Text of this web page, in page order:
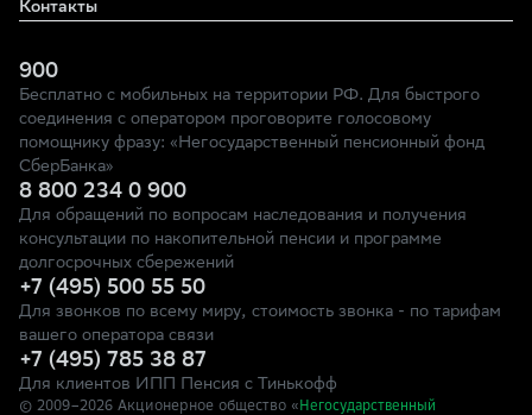
Контакты
900
Бесплатно с мобильных на территории РФ. Для быстрого
соединения с оператором проговорите голосовому
помощнику фразу: «Негосударственный пенсионный фонд
СберБанка»
8 800 234 0 900
Для обращений по вопросам наследования и получения
консультации по накопительной пенсии и программе
долгосрочных сбережений
+7 (495) 500 55 50
Для звонков по всему миру, стоимость звонка - по тарифам
вашего оператора связи
+7 (495) 785 38 87
Для клиентов ИПП Пенсия с Тинькофф
© 2009–2026 Акционерное общество « Негосударственный